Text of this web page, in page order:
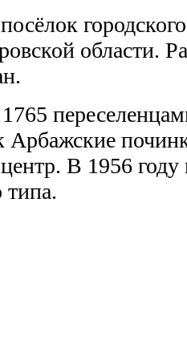
области.
Арбажские
В 1956 году
типа.